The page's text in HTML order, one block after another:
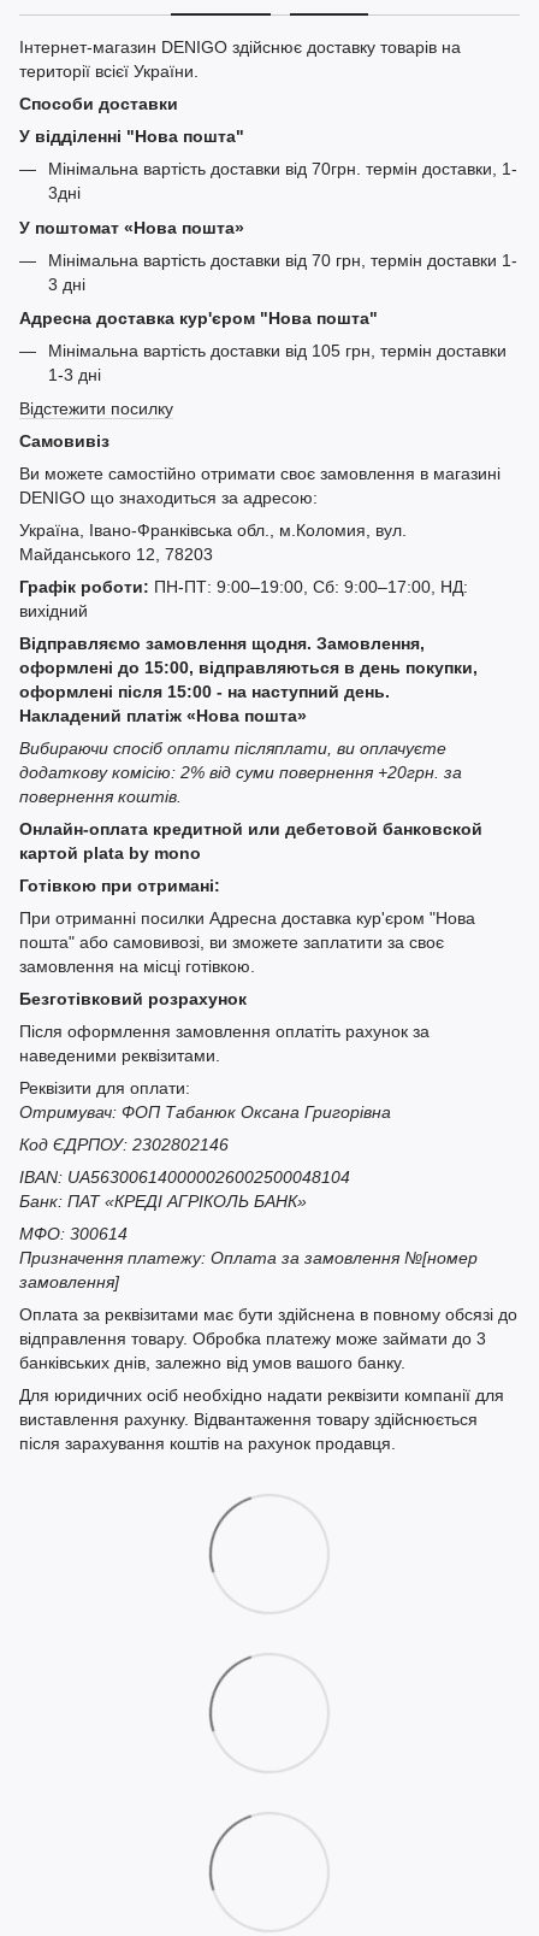
Інтернет-магазин DENIGO здійснює доставку товарів на
території всієї України.
Способи доставки
У відділенні "Нова пошта"
Мінімальна вартість доставки від 70грн. термін доставки, 1-
3дні
У поштомат «Нова пошта»
Мінімальна вартість доставки від 70 грн, термін доставки 1-
3 дні
Адресна доставка кур'єром "Нова пошта"
Мінімальна вартість доставки від 105 грн, термін доставки
1-3 дні
Відстежити посилку
Самовивіз
Ви можете самостійно отримати своє замовлення в магазині
DENIGO що знаходиться за адресою:
Україна, Івано-Франківська обл., м.Коломия, вул.
Майданського 12, 78203
Графік роботи: ПН-ПТ: 9:00–19:00, Сб: 9:00–17:00, НД:
вихідний
Відправляємо замовлення щодня. Замовлення,
оформлені до 15:00, відправляються в день покупки,
оформлені після 15:00 - на наступний день.
Накладений платіж «Нова пошта»
Вибираючи спосіб оплати післяплати, ви оплачуєте
додаткову комісію: 2% від суми повернення +20грн. за
повернення коштів.
Онлайн-оплата кредитной или дебетовой банковской
картой plata by mono
Готівкою при отримані:
При отриманні посилки Адресна доставка кур'єром "Нова
пошта" або самовивозі, ви зможете заплатити за своє
замовлення на місці готівкою.
Безготівковий розрахунок
Після оформлення замовлення оплатіть рахунок за
наведеними реквізитами.
Реквізити для оплати:
Отримувач: ФОП Табанюк Оксана Григорівна
Код ЄДРПОУ: 2302802146
IBAN: UA563006140000026002500048104
Банк: ПАТ «КРЕДІ АГРІКОЛЬ БАНК»
МФО: 300614
Призначення платежу: Оплата за замовлення №[номер
замовлення]
Оплата за реквізитами має бути здійснена в повному обсязі до
відправлення товару. Обробка платежу може займати до 3
банківських днів, залежно від умов вашого банку.
Для юридичних осіб необхідно надати реквізити компанії для
виставлення рахунку. Відвантаження товару здійснюється
після зарахування коштів на рахунок продавця.